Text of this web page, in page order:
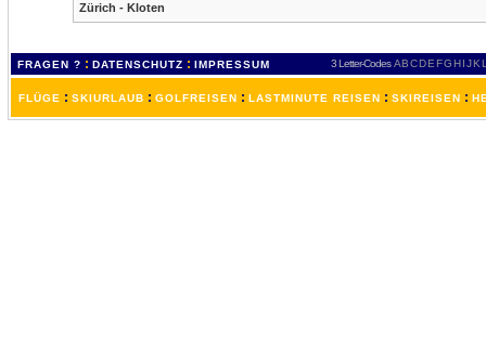
Zürich - Kloten
FRAGEN ? : DATENSCHUTZ : IMPRESSUM 3 Letter-Codes ABCDEFGH IJKL
FLÜGE : SKIURLAUB : GOLFREISEN : LASTMINUTE REISEN : SKIREISEN :